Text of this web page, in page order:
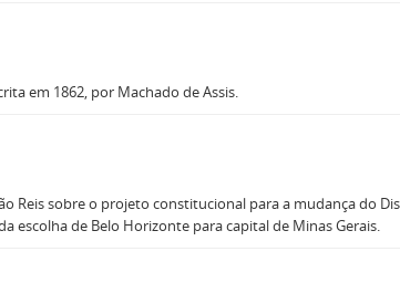
em 1862, por Machado de Assis.
Reis sobre o projeto constitucional para a mudança do
escolha de Belo Horizonte para capital de Minas Gerais.